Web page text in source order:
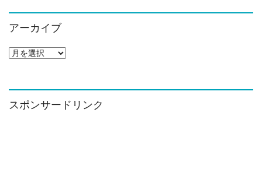
アーカイブ
ア
イ
ブ
スポンサードリンク